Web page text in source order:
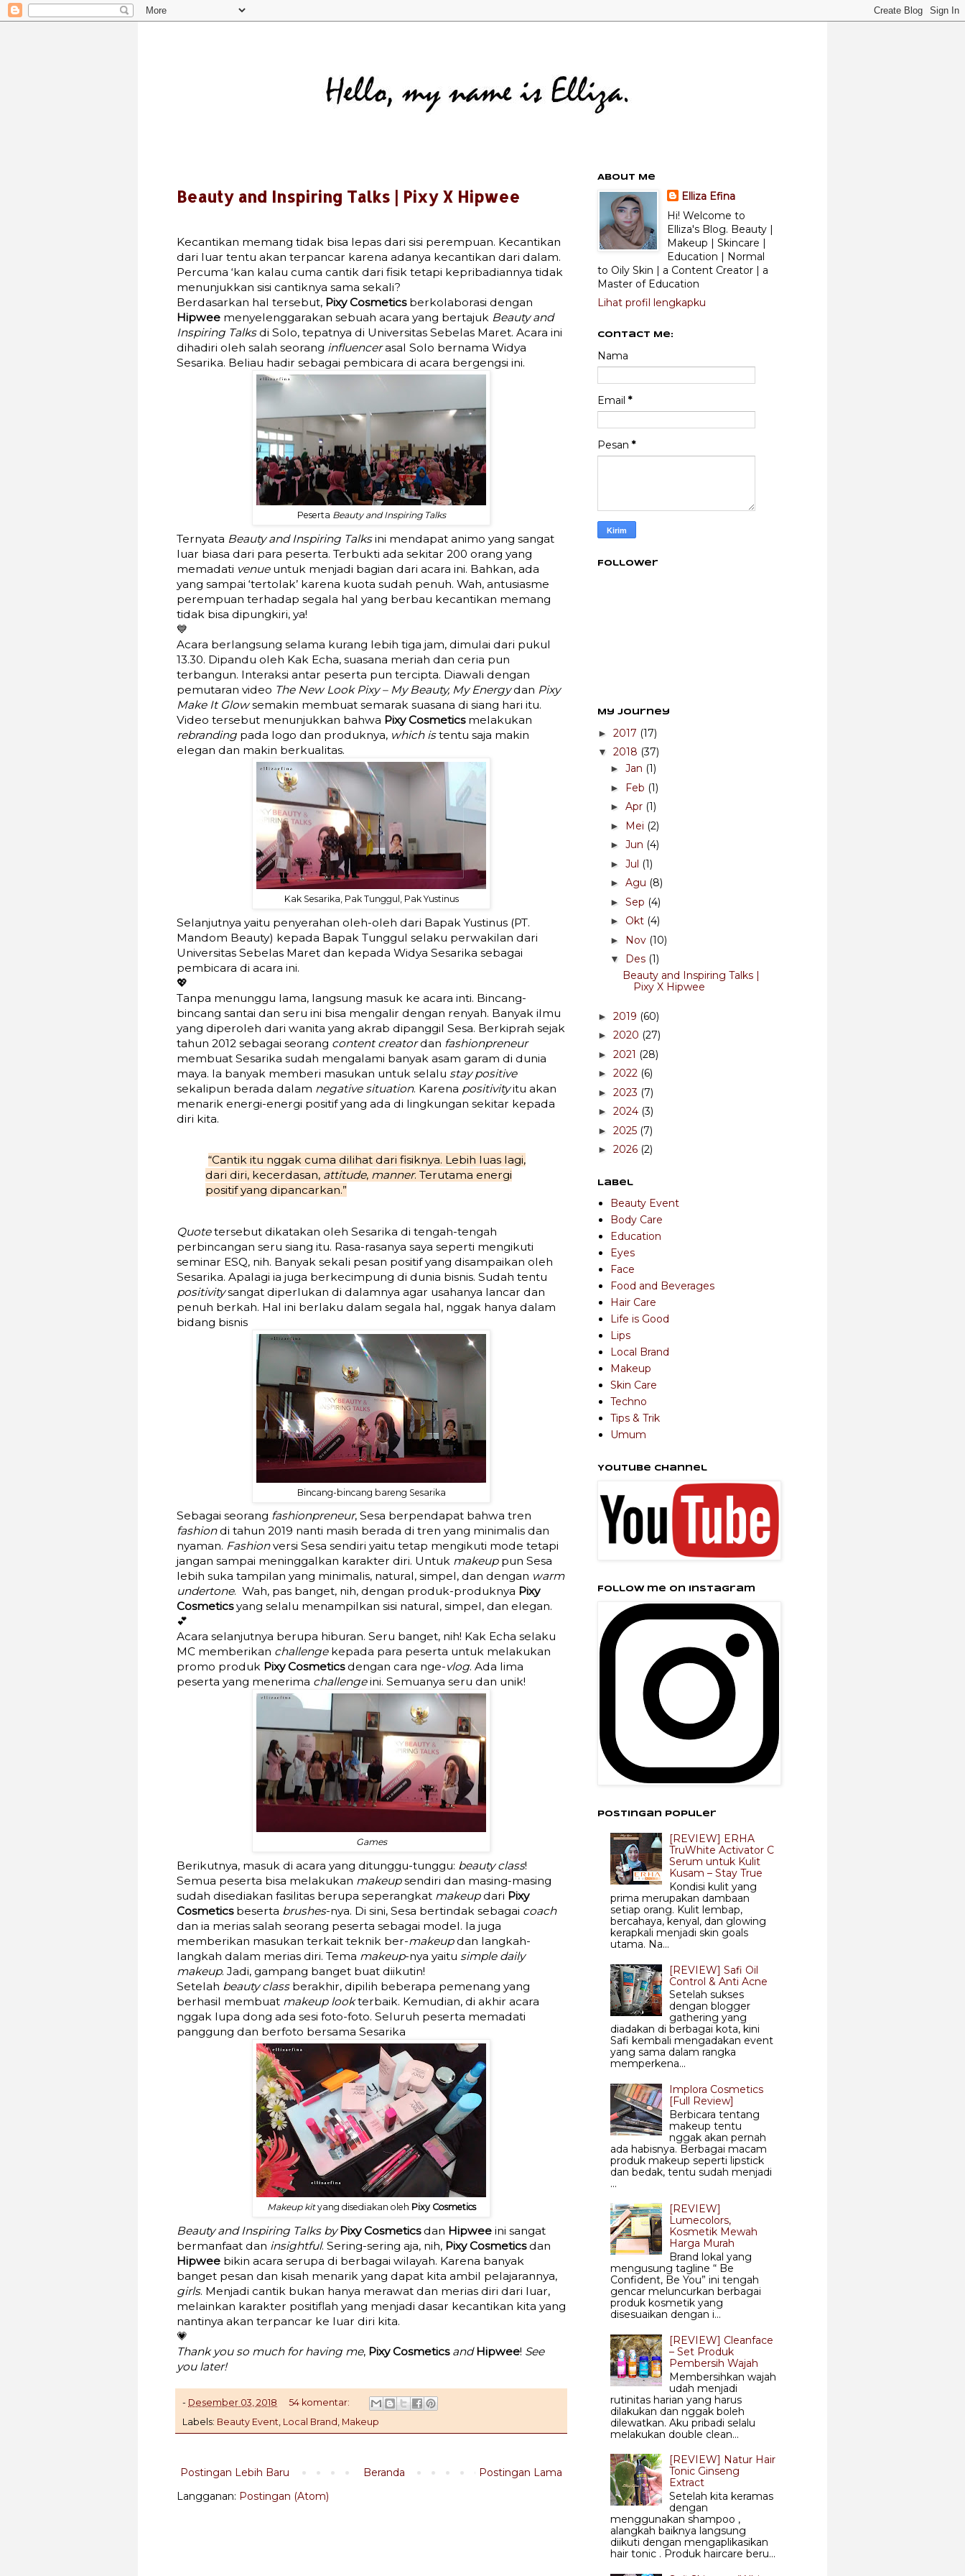
Beauty and Inspiring Talks | Pixy X Hipwee
Kecantikan memang tidak bisa lepas dari sisi perempuan. Kecantikan
dari luar tentu akan terpancar karena adanya kecantikan dari dalam.
Percuma ‘kan kalau cuma cantik dari fisik tetapi kepribadiannya tidak
menunjukkan sisi cantiknya sama sekali?
Berdasarkan hal tersebut, Pixy Cosmetics berkolaborasi dengan
Hipwee menyelenggarakan sebuah acara yang bertajuk Beauty and
Inspiring Talksdi Solo, tepatnya di Universitas Sebelas Maret. Acara ini
dihadiri oleh salah seorang influencerasal Solo bernama Widya
Sesarika. Beliau hadir sebagai pembicara di acara bergengsi ini.
Peserta Beauty and Inspiring Talks
Ternyata Beauty and Inspiring Talksini mendapat animo yang sangat
luar biasa dari para peserta. Terbukti ada sekitar 200 orang yang
memadati venueuntuk menjadi bagian dari acara ini. Bahkan, ada
yang sampai ‘tertolak’ karena kuota sudah penuh. Wah, antusiasme
perempuan terhadap segala hal yang berbau kecantikan memang
tidak bisa dipungkiri, ya!
💙
Acara berlangsung selama kurang lebih tiga jam, dimulai dari pukul
13.30. Dipandu oleh Kak Echa, suasana meriah dan ceria pun
terbangun. Interaksi antar peserta pun tercipta. Diawali dengan
pemutaran video The New Look Pixy – My Beauty, My Energydan Pixy
Make It Glowsemakin membuat semarak suasana di siang hari itu.
Video tersebut menunjukkan bahwa Pixy Cosmetics melakukan
rebranding pada logo dan produknya, which istentu saja makin
elegan dan makin berkualitas.
Kak Sesarika, Pak Tunggul, Pak Yustinus
Selanjutnya yaitu penyerahan oleh-oleh dari Bapak Yustinus (PT.
Mandom Beauty) kepada Bapak Tunggul selaku perwakilan dari
Universitas Sebelas Maret dan kepada Widya Sesarika sebagai
pembicara di acara ini.
💖
Tanpa menunggu lama, langsung masuk ke acara inti. Bincang-
bincang santai dan seru ini bisa mengalir dengan renyah. Banyak ilmu
yang diperoleh dari wanita yang akrab dipanggil Sesa. Berkiprah sejak
tahun 2012 sebagai seorang content creatordan fashionpreneur
membuat Sesarika sudah mengalami banyak asam garam di dunia
maya. Ia banyak memberi masukan untuk selalu stay positive
sekalipun berada dalam negative situation. Karena positivityitu akan
menarik energi-energi positif yang ada di lingkungan sekitar kepada
diri kita.
“Cantik itu nggak cuma dilihat dari fisiknya. Lebih luas lagi,
dari diri, kecerdasan, attitude, manner. Terutama energi
positif yang dipancarkan.”
Quotetersebut dikatakan oleh Sesarika di tengah-tengah
perbincangan seru siang itu. Rasa-rasanya saya seperti mengikuti
seminar ESQ, nih. Banyak sekali pesan positif yang disampaikan oleh
Sesarika. Apalagi ia juga berkecimpung di dunia bisnis. Sudah tentu
positivitysangat diperlukan di dalamnya agar usahanya lancar dan
penuh berkah. Hal ini berlaku dalam segala hal, nggak hanya dalam
bidang bisnis
Bincang-bincang bareng Sesarika
Sebagai seorang fashionpreneur, Sesa berpendapat bahwa tren
fashion di tahun 2019 nanti masih berada di tren yang minimalis dan
nyaman. Fashionversi Sesa sendiri yaitu tetap mengikuti mode tetapi
jangan sampai meninggalkan karakter diri. Untuk makeup pun Sesa
lebih suka tampilan yang minimalis, natural, simpel, dan dengan warm
undertone. Wah, pas banget, nih, dengan produk-produknya Pixy
Cosmeticsyang selalu menampilkan sisi natural, simpel, dan elegan.
💕
Acara selanjutnya berupa hiburan. Seru banget, nih! Kak Echa selaku
MC memberikan challengekepada para peserta untuk melakukan
promo produk Pixy Cosmeticsdengan cara nge-vlog. Ada lima
peserta yang menerima challengeini. Semuanya seru dan unik!
Games
Berikutnya, masuk di acara yang ditunggu-tunggu: beauty class!
Semua peserta bisa melakukan makeupsendiri dan masing-masing
sudah disediakan fasilitas berupa seperangkat makeupdari Pixy
Cosmetics beserta brushes-nya. Di sini, Sesa bertindak sebagai coach
dan ia merias salah seorang peserta sebagai model. Ia juga
memberikan masukan terkait teknik ber-makeup dan langkah-
langkah dalam merias diri. Tema makeup­-nya yaitu simple daily
makeup. Jadi, gampang banget buat diikutin!
Setelah beauty class berakhir, dipilih beberapa pemenang yang
berhasil membuat makeup lookterbaik. Kemudian, di akhir acara
nggak lupa dong ada sesi foto-foto. Seluruh peserta memadati
panggung dan berfoto bersama Sesarika
Makeup kityang disediakan oleh Pixy Cosmetics
Beauty and Inspiring Talks byPixy Cosmetics dan Hipwee ini sangat
bermanfaat dan insightful. Sering-sering aja, nih, Pixy Cosmetics dan
Hipwee bikin acara serupa di berbagai wilayah. Karena banyak
banget pesan dan kisah menarik yang dapat kita ambil pelajarannya,
girls. Menjadi cantik bukan hanya merawat dan merias diri dari luar,
melainkan karakter positiflah yang menjadi dasar kecantikan kita yang
nantinya akan terpancar ke luar diri kita.
💗
Thank you so much for having me, Pixy Cosmetics andHipwee! See
you later!
- Desember 03, 2018
54 komentar:
Labels: Beauty Event Local Brand Makeup
Postingan Lebih Baru Postingan Lama
Beranda
Langganan: Postingan (Atom)
About Me
Elliza Efina
Hi! Welcome to
Elliza's Blog. Beauty |
Makeup | Skincare |
Education | Normal
to Oily Skin | a Content Creator | a
Master of Education
Lihat profil lengkapku
Contact Me:
Nama
Email *
Pesan *
Follower
My Journey
► 2017 (17)
▼ 2018 (37)
► Jan (1)
► Feb (1)
► Apr (1)
► Mei (2)
► Jun (4)
► Jul (1)
► Agu (8)
► Sep (4)
► Okt (4)
► Nov (10)
▼ Des (1)
Beauty and Inspiring Talks |
Pixy X Hipwee
► 2019 (60)
► 2020 (27)
► 2021 (28)
► 2022 (6)
► 2023 (7)
► 2024 (3)
► 2025 (7)
► 2026 (2)
Label
Beauty Event
Body Care
Education
Eyes
Face
Food and Beverages
Hair Care
Life is Good
Lips
Local Brand
Makeup
Skin Care
Techno
Tips & Trik
Umum
Youtube Channel
Follow me on Instagram
Postingan Populer
[REVIEW] ERHA
TruWhite Activator C
Serum untuk Kulit
Kusam – Stay True
Kondisi kulit yang
prima merupakan dambaan
setiap orang. Kulit lembap,
bercahaya, kenyal, dan glowing
kerapkali menjadi skin goals
utama. Na...
[REVIEW] Safi Oil
Control & Anti Acne
Setelah sukses
dengan blogger
gathering yang
diadakan di berbagai kota, kini
Safi kembali mengadakan event
yang sama dalam rangka
memperkena...
Implora Cosmetics
[Full Review]
Berbicara tentang
makeup tentu
nggak akan pernah
ada habisnya. Berbagai macam
produk makeup seperti lipstick
dan bedak, tentu sudah menjadi
...
[REVIEW]
Lumecolors,
Kosmetik Mewah
Harga Murah
Brand lokal yang
mengusung tagline “ Be
Confident, Be You” ini tengah
gencar meluncurkan berbagai
produk kosmetik yang
disesuaikan dengan i...
[REVIEW] Cleanface
– Set Produk
Pembersih Wajah
Membersihkan wajah
udah menjadi
rutinitas harian yang harus
dilakukan dan nggak boleh
dilewatkan. Aku pribadi selalu
melakukan double clean...
[REVIEW] Natur Hair
Tonic Ginseng
Extract
Setelah kita keramas
dengan
menggunakan shampoo ,
alangkah baiknya langsung
diikuti dengan mengaplikasikan
hair tonic . Produk haircare beru...